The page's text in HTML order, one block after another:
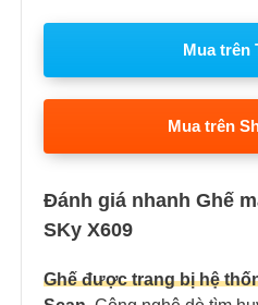
Mua trên
Mua trên
Đánh giá nhanh Ghế
SKy X609
Ghế được trang bị hệ